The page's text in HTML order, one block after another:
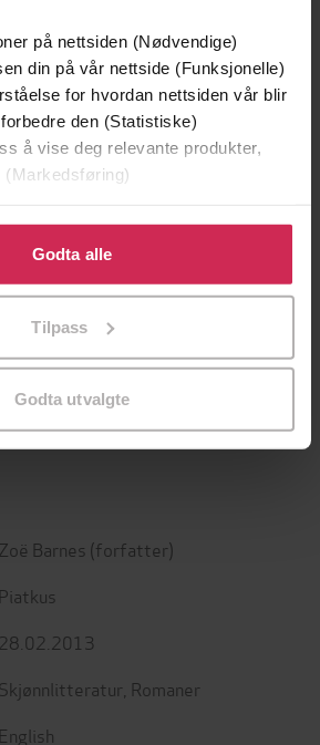
på nettsiden (Nødvendige)
din på vår nettside (Funksjonelle)
for hvordan nettsiden vår blir
den (Statistiske)
å vise deg relevante produkter,
(Markedsføring)
for å gi oss ditt samtykke til å
disse formålene. Du kan også
til spesifikke formål ved å klikke
Godta alle
Tilpass
Godta utvalgte
Første gang på tilbud
Utskudd
EBOK
Zoë Barnes (forfatter)
Piatkus
28.02.2013
Skjønnlitteratur Romaner
English